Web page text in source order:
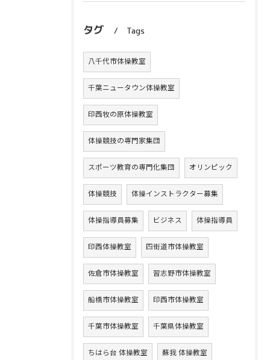
タグ Tags
八千代市体操教室
千葉ニュータウン体操教室
印西牧の原体操教室
体操競技の専門家集団
スポーツ教育の専門化集団 オリンピック
体操競技 体操インストラクター募集
体操指導員募集 ビジネス 体操指導員
印西体操教室 四街道市体操教室
佐倉市体操教室 習志野市体操教室
船橋市体操教室 印西市体操教室
千葉市体操教室 千葉県体操教室
ちはら台 体操教室 蘇我 体操教室